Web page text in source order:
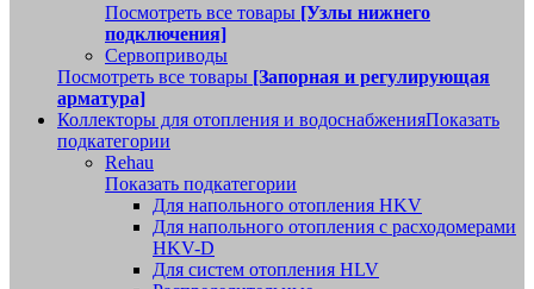
Посмотреть все товары [Узлы нижнего
подключения]
Сервоприводы
Посмотреть все товары [Запорная и регулирующая
арматура]
Коллекторы для отопления и водоснабженияПоказать
подкатегории
Rehau
Показать подкатегории
Для напольного отопления HKV
Для напольного отопления с расходомерами
HKV-D
Для систем отопления HLV